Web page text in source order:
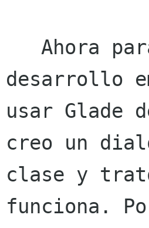
desarrollo
usar Glade
creo un
clase y
funciona.